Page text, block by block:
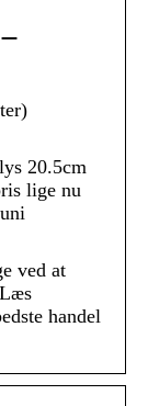
20.5cm
lige nu
ved at
handel